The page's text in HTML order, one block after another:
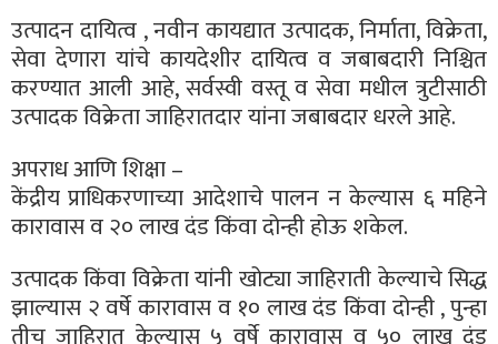
उत्पादन दायित्व , नवीन कायद्यात उत्पादक, निर्माता, विक्रेता,
सेवा देणारा यांचे कायदेशीर दायित्व व जबाबदारी निश्चित
करण्यात आली आहे, सर्वस्वी वस्तू व सेवा मधील त्रुटीसाठी
उत्पादक विक्रेता जाहिरातदार यांना जबाबदार धरले आहे.
अपराध आणि शिक्षा –
केंद्रीय प्राधिकरणाच्या आदेशाचे पालन न केल्यास ६ महिने
कारावास व २० लाख दंड किंवा दोन्ही होऊ शकेल.
उत्पादक किंवा विक्रेता यांनी खोट्या जाहिराती केल्याचे सिद्ध
झाल्यास २ वर्षे कारावास व १० लाख दंड किंवा दोन्ही , पुन्हा